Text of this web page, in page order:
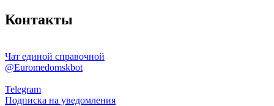
Контакты
Чат единой справочной
@Euromedomskbot
Telegram
Подписка на уведомления